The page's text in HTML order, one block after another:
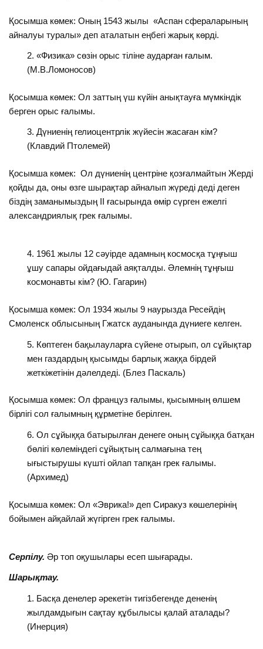
Қосымша көмек: Оның 1543 жылы «Аспан сфераларының
айналуы туралы» деп аталатын еңбегі жарық көрді.
«Физика» сөзін орыс тіліне аударған ғалым.
(М.В.Ломоносов)
Қосымша көмек: Ол заттың үш күйін анықтауға мүмкіндік
берген орыс ғалымы.
Дүниенің гелиоцентрлік жүйесін жасаған кім?
(Клавдий Птолемей)
Қосымша көмек: Ол дүниенің центріне қозғалмайтын Жерді
қойды да, оны өзге шырақтар айналып жүреді деді деген
біздің заманымыздың ІІ ғасырында өмір сүрген ежелгі
александриялық грек ғалымы.
1961 жылы 12 сәуірде адамның космосқа тұңғыш
ұшу сапары ойдағыдай аяқталды. Әлемнің тұңғыш
космонавты кім? (Ю. Гагарин)
Қосымша көмек: Ол 1934 жылы 9 наурызда Ресейдің
Смоленск облысының Гжатск ауданында дүниеге келген.
Көптеген бақылауларға сүйене отырып, ол сұйықтар
мен газдардың қысымды барлық жаққа бірдей
жеткіжетінін дәлелдеді. (Блез Паскаль)
Қосымша көмек: Ол француз ғалымы, қысымның өлшем
бірлігі сол ғалымның құрметіне берілген.
Ол сұйыққа батырылған денеге оның сұйыққа батқан
бөлігі көлеміндегі сұйықтың салмағына тең
ығыстырушы күшті ойлап тапқан грек ғалымы.
(Архимед)
Қосымша көмек: Ол «Эврика!» деп Сиракуз көшелерінің
бойымен айқайлай жүгірген грек ғалымы.
Серпілу. Әр топ оқушылары есеп шығарады.
Шарықтау.
Басқа денелер әрекетін тигізбегенде дененің
жылдамдығын сақтау құбылысы қалай аталады?
(Инерция)